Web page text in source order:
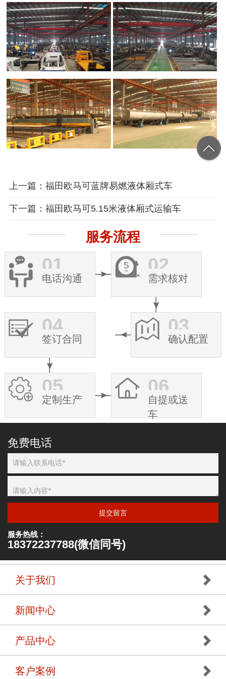
上一篇：福田欧马可蓝牌易燃液体厢式车
下一篇：福田欧马可5.15米液体厢式运输车
服务流程
01
电话沟通
02
需求核对
03
确认配置
04
签订合同
05
定制生产
06
自提或送
车
免费电话
提交留言
服务热线：
18372237788(微信同号)
关于我们
新闻中心
产品中心
客户案例